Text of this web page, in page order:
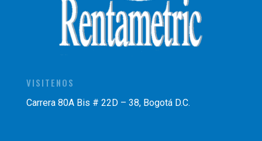
VISITENOS
Carrera 80A Bis # 22D – 38, Bogotá D.C.